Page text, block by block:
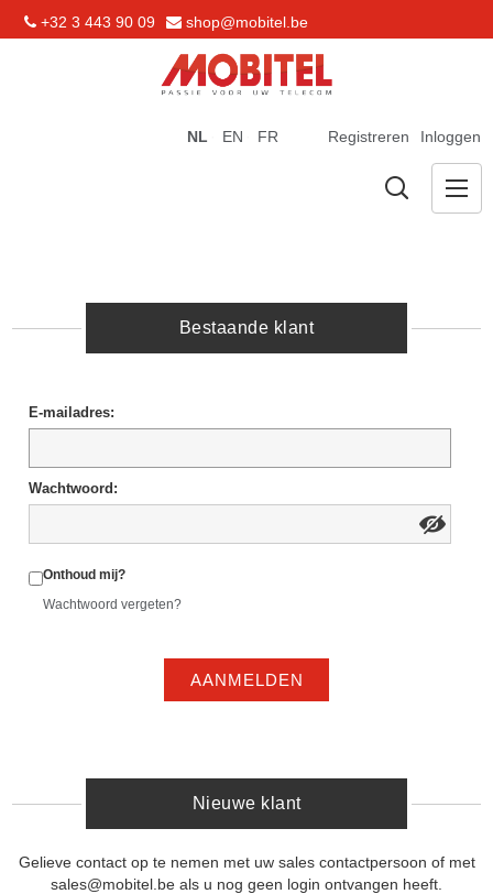
+32 3 443 90 09 shop@mobitel.be
Registreren Inloggen
NL EN FR
Bestaande klant
E-mailadres:
Wachtwoord:
Onthoud mij?
Wachtwoord vergeten?
AANMELDEN
Nieuwe klant
Gelieve contact op te nemen met uw sales contactpersoon of met
sales@mobitel.be als u nog geen login ontvangen heeft.